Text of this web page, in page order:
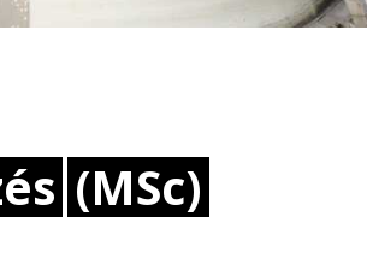
(MSc)